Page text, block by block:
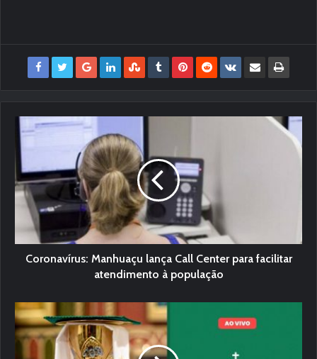
Coronavírus: Manhuaçu lança Call Center para facilitar
atendimento à população